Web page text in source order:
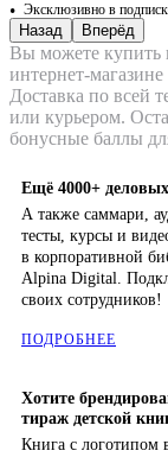
Эксклюзивно в
Назад Вперёд
Вы можете купить
интернет-
Доставка по всей
или курьером.
бонусные баллы
Ещё 4000+
А также саммари,
тесты, курсы и
в корпоративной
Alpina Digital.
своих сотрудников!
ПОДРОБНЕЕ
Хотите
тираж детской
Книга с логотипом